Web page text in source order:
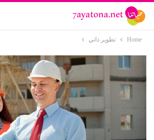
Home تطوير ذاتي